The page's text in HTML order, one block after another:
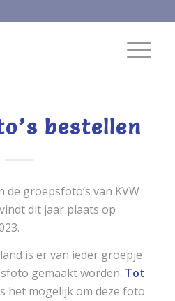
bestellen
groepsfoto’s van KVW
dit jaar plaats op
is er van ieder groepje
gemaakt worden. Tot
het mogelijk om deze foto